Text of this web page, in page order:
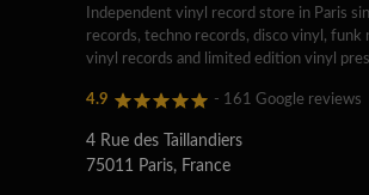
Independent vinyl record store in Paris
records, techno records, disco vinyl, funk
vinyl records and limited edition vinyl
4.9 - 161 Google reviews
4 Rue des Taillandiers
75011 Paris, France